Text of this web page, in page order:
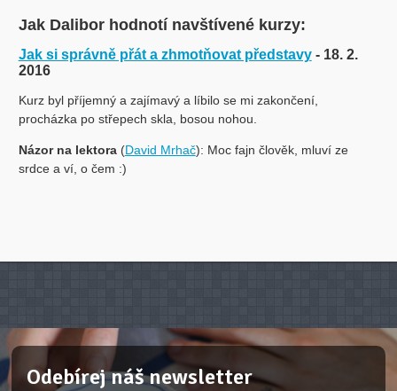
Jak Dalibor hodnotí navštívené kurzy:
Jak si správně přát a zhmotňovat představy - 18. 2.
2016
Kurz byl příjemný a zajímavý a líbilo se mi zakončení,
procházka po střepech skla, bosou nohou.
Názor na lektora(David Mrhač): Moc fajn člověk, mluví ze
srdce a ví, o čem :)
Odebírej náš newsletter